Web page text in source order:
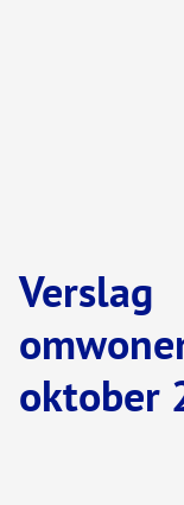
Verslag
oktober